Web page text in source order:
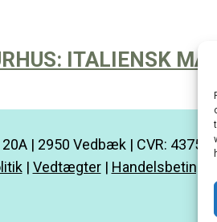
ITALIENSK
| 2950 Vedbæk | CVR:
| Vedtægter|